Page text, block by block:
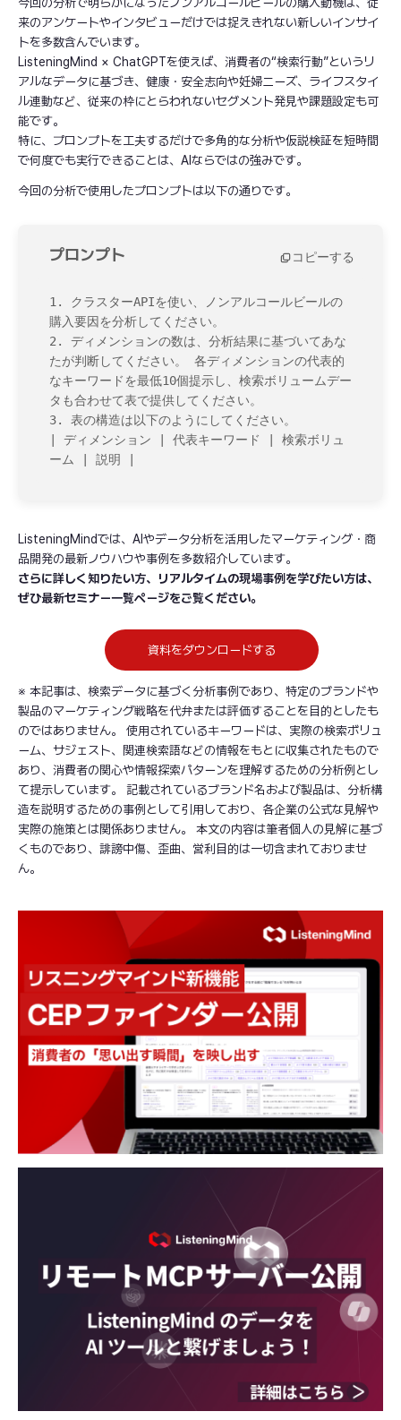
来のアンケートやインタビューだけでは捉えきれない新しいインサイ
トを多数含んでいます。
ListeningMind × ChatGPTを使えば、消費者の“検索行動”というリ
アルなデータに基づき、健康・安全志向や妊婦ニーズ、ライフスタイ
ル連動など、従来の枠にとらわれないセグメント発見や課題設定も可
能です。
特に、プロンプトを工夫するだけで多角的な分析や仮説検証を短時間
で何度でも実行できることは、AIならではの強みです。
今回の分析で使用したプロンプトは以下の通りです。
プロンプト コピーする
1. クラスターAPIを使い、ノンアルコールビールの
購入要因を分析してください。
2. ディメンションの数は、分析結果に基づいてあな
たが判断してください。 各ディメンションの代表的
なキーワードを最低10個提示し、検索ボリュームデー
タも合わせて表で提供してください。
3. 表の構造は以下のようにしてください。
| ディメンション | 代表キーワード | 検索ボリュ
ーム | 説明 |
ListeningMindでは、AIやデータ分析を活用したマーケティング・商
品開発の最新ノウハウや事例を多数紹介しています。
さらに詳しく知りたい方、リアルタイムの現場事例を学びたい方は、
ぜひ最新セミナー一覧ページをご覧ください。
資料をダウンロードする
※ 本記事は、検索データに基づく分析事例であり、特定のブランドや
製品のマーケティング戦略を代弁または評価することを目的としたも
のではありません。 使用されているキーワードは、実際の検索ボリュ
ーム、サジェスト、関連検索語などの情報をもとに収集されたもので
あり、消費者の関心や情報探索パターンを理解するための分析例とし
て提示しています。 記載されているブランド名および製品は、分析構
造を説明するための事例として引用しており、各企業の公式な見解や
実際の施策とは関係ありません。 本文の内容は筆者個人の見解に基づ
くものであり、誹謗中傷、歪曲、営利目的は一切含まれておりませ
ん。